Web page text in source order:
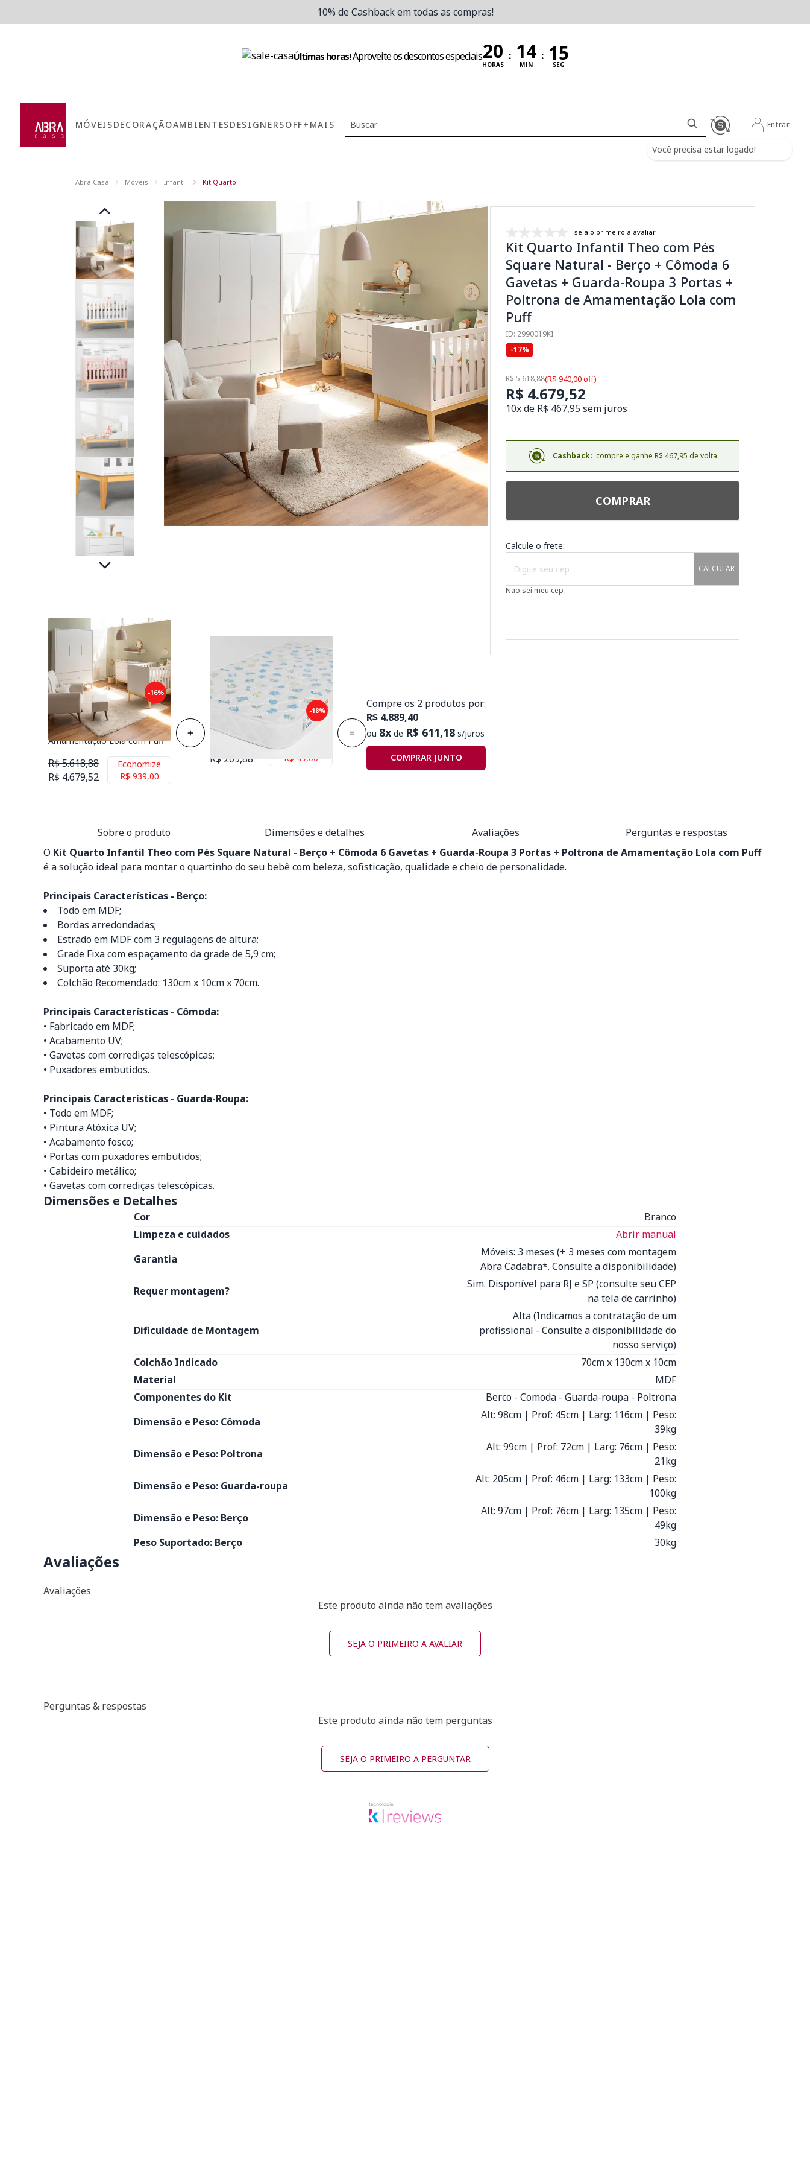
10% de Cashback em todas as compras!
Últimas horas!Aproveite os descontos especiais
HORAS
:
MIN
:
SEG
MÓVEISDECORAÇÃOAMBIENTESDESIGNERSOFF+MAIS
Você precisa estar logado!
Entrar
Abra Casa Móveis Infantil Kit Quarto
seja o primeiro a avaliar
Kit Quarto Infantil Theo com Pés
Square Natural - Berço + Cômoda 6
Gavetas + Guarda-Roupa 3 Portas +
Poltrona de Amamentação Lola com
Puff
ID: 2990019KI
-17%
R$ 5.618,88(R$ 940,00 off)
R$ 4.679,52
10x de R$ 467,95 sem juros
Cashback: compre e ganhe R$ 467,95 de volta
COMPRAR
Calcule o frete:
CALCULAR
Não sei meu cep
-16%
Kit Quarto Infantil Theo com
Pés Square Natural - Berço +
Cômoda 6 Gavetas + Guarda-
Roupa 3 Portas + Poltrona de
Amamentação Lola com Puff
R$ 5.618,88
R$ 4.679,52
Economize
R$ 939,00
-18%
Colchão de Espuma Plummi
Berço 70cmx1,30mx10cm D18
R$ 258,88
R$ 209,88
Economize
R$ 49,00
=
Compre os 2 produtos por:
R$ 4.889,40
ou 8x de R$ 611,18 s/juros
COMPRAR JUNTO
Sobre o produto Dimensões e detalhes Avaliações
Perguntas e respostas
O Kit Quarto Infantil Theo com Pés Square Natural - Berço + Cômoda 6 Gavetas + Guarda-Roupa 3 Portas + Poltrona de Amamentação Lola com Puff
é a solução ideal para montar o quartinho do seu bebê com beleza, sofisticação, qualidade e cheio de personalidade.
Principais Características - Berço:
Todo em MDF;
Bordas arredondadas;
Estrado em MDF com 3 regulagens de altura;
Grade Fixa com espaçamento da grade de 5,9 cm;
Suporta até 30kg;
Colchão Recomendado: 130cm x 10cm x 70cm.
Principais Características - Cômoda:
• Fabricado em MDF;
• Acabamento UV;
• Gavetas com corrediças telescópicas;
• Puxadores embutidos.
Principais Características - Guarda-Roupa:
• Todo em MDF;
• Pintura Atóxica UV;
• Acabamento fosco;
• Portas com puxadores embutidos;
• Cabideiro metálico;
• Gavetas com corrediças telescópicas.
Dimensões e Detalhes
Cor
Branco
Limpeza e cuidados
Abrir manual
Garantia
Móveis: 3 meses (+ 3 meses com montagem
Abra Cadabra*. Consulte a disponibilidade)
Requer montagem?
Sim. Disponível para RJ e SP (consulte seu CEP
na tela de carrinho)
Dificuldade de Montagem
Alta (Indicamos a contratação de um
profissional - Consulte a disponibilidade do
nosso serviço)
Colchão Indicado
70cm x 130cm x 10cm
Material
MDF
Componentes do Kit
Berco - Comoda - Guarda-roupa - Poltrona
Dimensão e Peso: Cômoda
Alt: 98cm | Prof: 45cm | Larg: 116cm | Peso:
39kg
Dimensão e Peso: Poltrona
Alt: 99cm | Prof: 72cm | Larg: 76cm | Peso:
21kg
Dimensão e Peso: Guarda-roupa
Alt: 205cm | Prof: 46cm | Larg: 133cm | Peso:
100kg
Dimensão e Peso: Berço
Alt: 97cm | Prof: 76cm | Larg: 135cm | Peso:
49kg
Peso Suportado: Berço
30kg
Avaliações
Avaliações
Este produto ainda não tem avaliações
SEJA O PRIMEIRO A AVALIAR
Perguntas & respostas
Este produto ainda não tem perguntas
SEJA O PRIMEIRO A PERGUNTAR